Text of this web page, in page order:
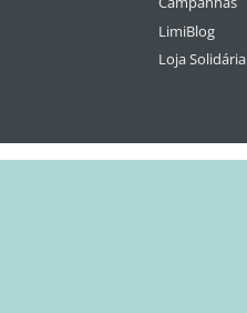
LimiBlog
Loja Solidária